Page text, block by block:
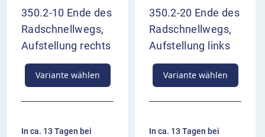
350.2-10 Ende des
Radschnellwegs,
Aufstellung rechts
Variante wählen
In ca. 13 Tagen bei
350.2-20 Ende des
Radschnellwegs,
Aufstellung links
Variante wählen
In ca. 13 Tagen bei